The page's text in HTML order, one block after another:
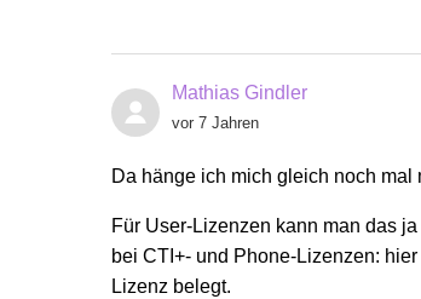
Mathias Gindler
vor 7 Jahren
Da hänge ich mich gleich noch mal
Für User-Lizenzen kann man das
bei CTI+- und Phone-Lizenzen:
Lizenz belegt.